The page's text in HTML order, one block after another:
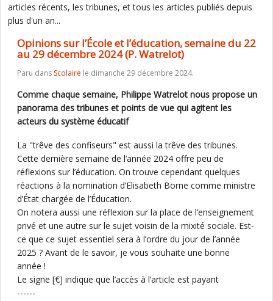
articles récents, les tribunes, et tous les articles publiés depuis
plus d'un an...
Opinions sur l’École et l’éducation, semaine du 22
au 29 décembre 2024 (P. Watrelot)
Paru dans Scolaire le dimanche 29 décembre 2024.
Comme chaque semaine, Philippe Watrelot nous propose un
panorama des tribunes et points de vue qui agitent les
acteurs du système éducatif
La "trêve des confiseurs" est aussi la trêve des tribunes.
Cette dernière semaine de l’année 2024 offre peu de
réflexions sur l’éducation. On trouve cependant quelques
réactions à la nomination d’Elisabeth Borne comme ministre
d’État chargée de l’Éducation.
On notera aussi une réflexion sur la place de l’enseignement
privé et une autre sur le sujet voisin de la mixité sociale. Est-
ce que ce sujet essentiel sera à l’ordre du jour de l’année
2025 ? Avant de le savoir, je vous souhaite une bonne
année !
Le signe [€] indique que l’accès à l’article est payant
------